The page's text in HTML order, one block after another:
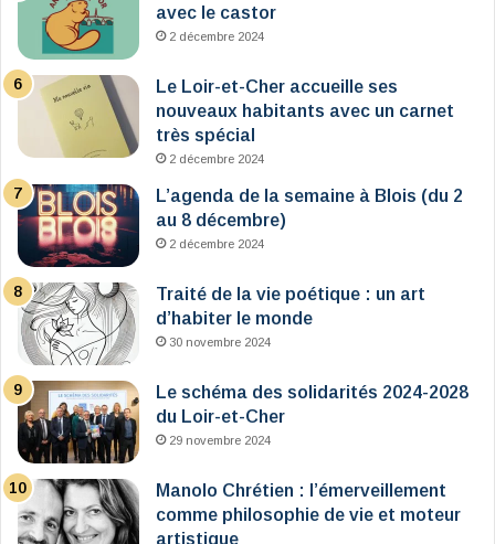
avec le castor
2 décembre 2024
Le Loir-et-Cher accueille ses
nouveaux habitants avec un carnet
très spécial
2 décembre 2024
L’agenda de la semaine à Blois (du 2
au 8 décembre)
2 décembre 2024
Traité de la vie poétique : un art
d’habiter le monde
30 novembre 2024
Le schéma des solidarités 2024-2028
du Loir-et-Cher
29 novembre 2024
Manolo Chrétien : l’émerveillement
comme philosophie de vie et moteur
artistique